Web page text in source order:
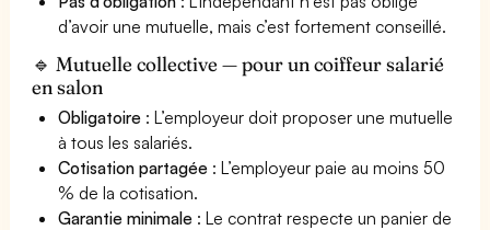
d’avoir une mutuelle, mais c’est fortement conseillé.
🔹 Mutuelle collective — pour un coiffeur salarié
en salon
Obligatoire : L’employeur doit proposer une mutuelle
à tous les salariés.
Cotisation partagée : L’employeur paie au moins 50
% de la cotisation.
Garantie minimale : Le contrat respecte un panier de